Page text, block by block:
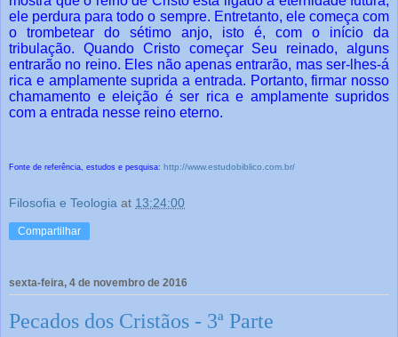
ele perdura para todo o sempre. Entretanto, ele começa com
o trombetear do sétimo anjo, isto é, com o início da
tribulação. Quando Cristo começar Seu reinado, alguns
entrarão no reino. Eles não apenas entrarão, mas ser-lhes-á
rica e amplamente suprida a entrada. Portanto, firmar nosso
chamamento e eleição é ser rica e amplamente supridos
com a entrada nesse reino eterno.
Fonte de referência, estudos e pesquisa: http://www.estudobiblico.com.br/
Filosofia e Teologia at 13:24:00
Compartilhar
sexta-feira, 4 de novembro de 2016
Pecados dos Cristãos - 3ª Parte